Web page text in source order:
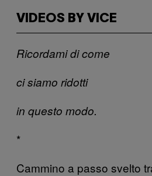
VIDEOS BY VICE
Ricordami di come
ci siamo ridotti
in questo modo.
*
Cammino a passo svelto